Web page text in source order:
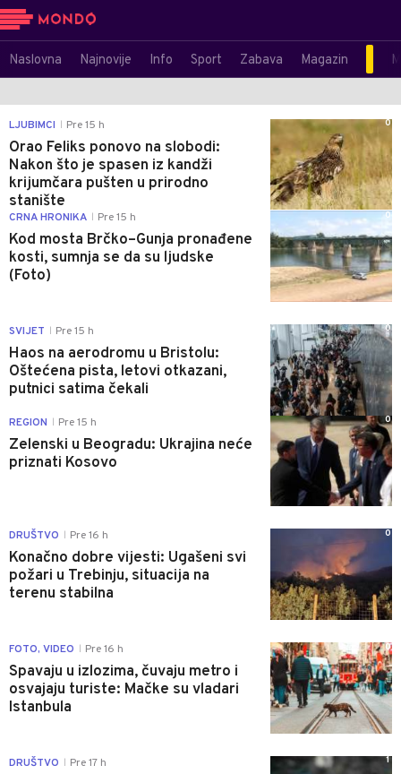
Naslovna Najnovije Info Sport Zabava Magazin
LJUBIMCI Pre 15 h
Orao Feliks ponovo na slobodi:
Nakon što je spasen iz kandži
krijumčara pušten u prirodno
stanište
0
CRNA HRONIKA Pre 15 h
Kod mosta Brčko–Gunja pronađene
kosti, sumnja se da su ljudske
(Foto)
0
SVIJET Pre 15 h
Haos na aerodromu u Bristolu:
Oštećena pista, letovi otkazani,
putnici satima čekali
0
REGION Pre 15 h
Zelenski u Beogradu: Ukrajina neće
priznati Kosovo
0
DRUŠTVO Pre 16 h
Konačno dobre vijesti: Ugašeni svi
požari u Trebinju, situacija na
terenu stabilna
0
FOTO, VIDEO Pre 16 h
Spavaju u izlozima, čuvaju metro i
osvajaju turiste: Mačke su vladari
Istanbula
0
DRUŠTVO Pre 17 h 1